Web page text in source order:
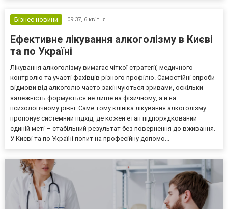
Бізнес новини
09:37, 6 квітня
Ефективне лікування алкоголізму в Києві
та по Україні
Лікування алкоголізму вимагає чіткої стратегії, медичного
контролю та участі фахівців різного профілю. Самостійні спроби
відмови від алкоголю часто закінчуються зривами, оскільки
залежність формується не лише на фізичному, а й на
психологічному рівні. Саме тому клініка лікування алкоголізму
пропонує системний підхід, де кожен етап підпорядкований
єдиній меті – стабільний результат без повернення до вживання.
У Києві та по Україні попит на професійну допомо...